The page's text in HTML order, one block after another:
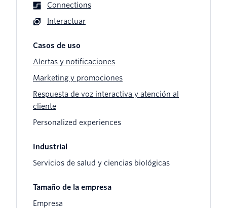
Connections
Interactuar
Casos de uso
Alertas y notificaciones
Marketing y promociones
Respuesta de voz interactiva y atención al
cliente
Personalized experiences
Industrial
Servicios de salud y ciencias biológicas
Tamaño de la empresa
Empresa